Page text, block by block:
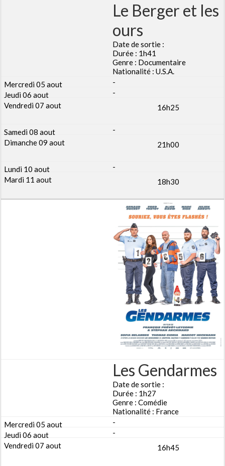
Le Berger et les
ours
Date de sortie :
Durée : 1h41
Genre : Documentaire
Nationalité : U.S.A.
-
-
16h25
-
21h00
-
18h30
Les Gendarmes
Date de sortie :
Durée : 1h27
Genre : Comédie
Nationalité : France
-
-
16h45